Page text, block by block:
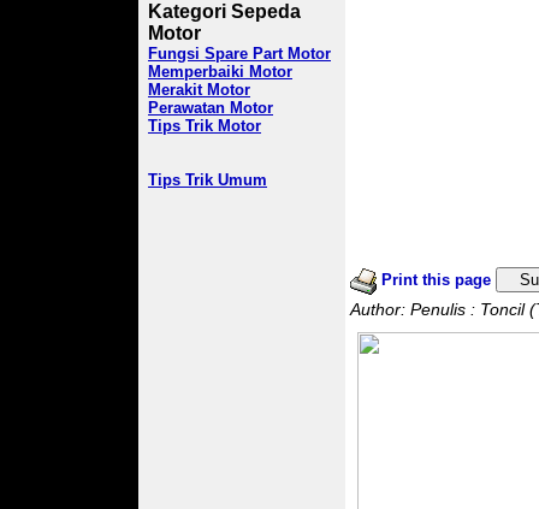
Kategori Sepeda
Motor
Fungsi Spare Part Motor
Memperbaiki Motor
Merakit Motor
Perawatan Motor
Tips Trik Motor
Tips Trik Umum
Print this page
Author: Penulis : Toncil